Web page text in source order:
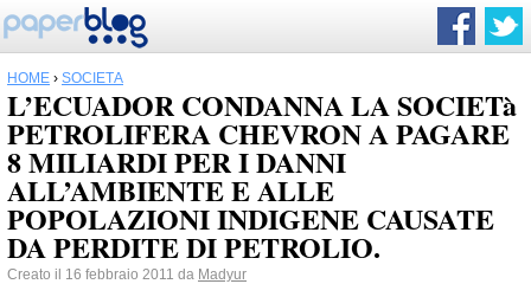
HOME › SOCIETÀ
L’ECUADOR CONDANNA LA SOCIETà
PETROLIFERA CHEVRON A PAGARE
8 MILIARDI PER I DANNI
ALL’AMBIENTE E ALLE
POPOLAZIONI INDIGENE CAUSATE
DA PERDITE DI PETROLIO.
Creato il 16 febbraio 2011 da Madyur